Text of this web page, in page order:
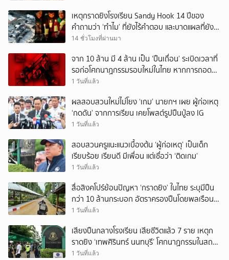
เหตุกราดยิงโรงเรียน Sandy Hook 14 ปีของ
คำถามว่า ‘ทำไม’ ที่ยังไร้คำตอบ และบาดแผลที่ยัง
ทวงความรับผิดชอบไม่จบ
14 ชั่วโมงที่ผ่านมา
จาก 10 ล้าน มี 4 ล้าน เป็น ‘ปืนเถื่อน’ ระเบิดเวลาที่
รอก่อโศกนาฏกรรมรอบใหม่ในไทย หากการถอดบท
เรียนของรัฐเป็นเพียง ‘ลมปาก’
1 วันที่แล้ว
ผลสอบสวนใหม่ไม่โยง ‘เกม’ นายกฯ เผย ผู้ก่อเหตุ
‘กดดัน’ จากการเรียน เคยโพสต์รูปปืนปู่ลง IG
1 วันที่แล้ว
สอบสวนครูแนะแนวเบื้องต้น ‘ผู้ก่อเหตุ’ เป็นเด็ก
เรียบร้อย เรียนดี มีเพื่อน แต่เชื่อว่า ‘ติดเกม’
1 วันที่แล้ว
สื่อสิงคโปร์ย้อนปัญหา ‘กราดยิง’ ในไทย ระบุมีปืน
กว่า 10 ล้านกระบอก อัตราครองปืนโดยพลเรือน
สูงที่สุดในภูมิภาค
1 วันที่แล้ว
เสียงปืนกลางโรงเรียน เสียชีวิตแล้ว 7 ราย เหตุก
ราดยิง ‘เทพศิรินทร์ นนทบุรี’ โศกนาฏกรรมในสถาน
ศึกษา ครั้งที่ 2 ในรอบปี
1 วันที่แล้ว